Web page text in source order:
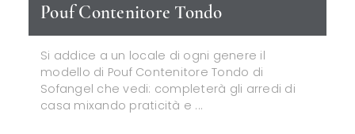
Pouf Contenitore Tondo
Si addice a un locale di ogni genere il
modello di Pouf Contenitore Tondo di
Sofangel che vedi: completerà gli arredi di
casa mixando praticità e ...